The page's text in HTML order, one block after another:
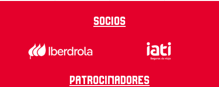
Socios
Patrocinadores